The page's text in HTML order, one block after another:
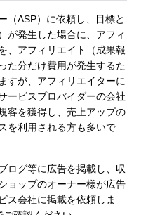
（ASP）に依頼し、目標と
が発生した場合に、アフィ
、アフィリエイト（成果報
た分だけ費用が発生するた
すが、アフィリエイターに
ービスプロバイダーの会社
客を獲得し、売上アップの
を利用される方も多いで
ログ等に広告を掲載し、収
ョップのオーナー様が広告
ス会社に掲載を依頼しま